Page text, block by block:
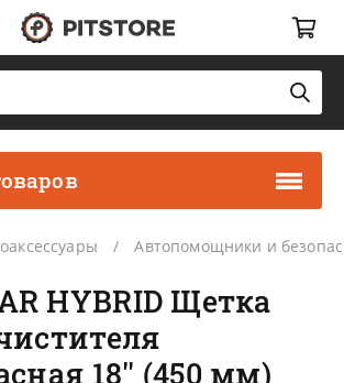
Автопомощники и
HYBRID Щетка
18'' (450 мм)